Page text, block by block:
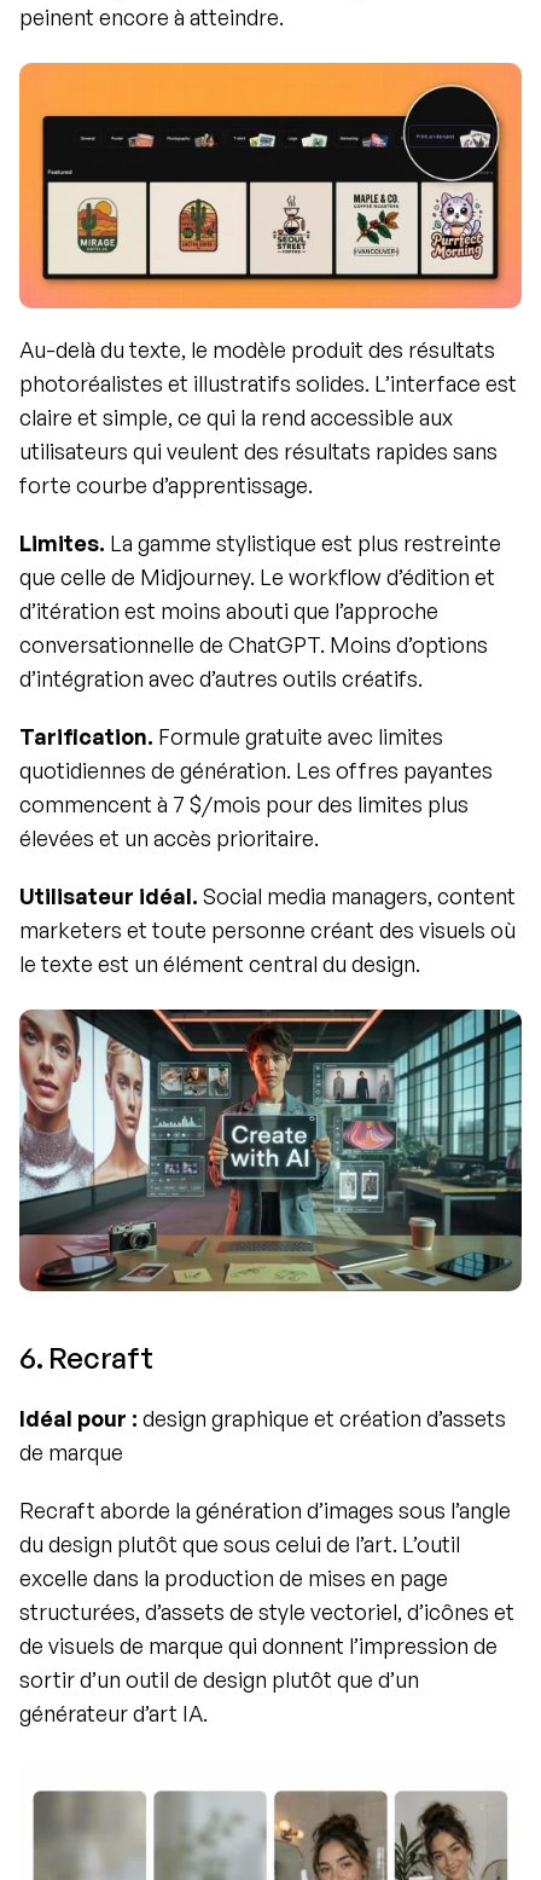
peinent encore à atteindre.
Au-delà du texte, le modèle produit des résultats
photoréalistes et illustratifs solides. L’interface est
claire et simple, ce qui la rend accessible aux
utilisateurs qui veulent des résultats rapides sans
forte courbe d’apprentissage.
Limites. La gamme stylistique est plus restreinte
que celle de Midjourney. Le workflow d’édition et
d’itération est moins abouti que l’approche
conversationnelle de ChatGPT. Moins d’options
d’intégration avec d’autres outils créatifs.
Tarification. Formule gratuite avec limites
quotidiennes de génération. Les offres payantes
commencent à 7 $/mois pour des limites plus
élevées et un accès prioritaire.
Utilisateur idéal. Social media managers, content
marketers et toute personne créant des visuels où
le texte est un élément central du design.
6. Recraft
Idéal pour : design graphique et création d’assets
de marque
Recraft aborde la génération d’images sous l’angle
du design plutôt que sous celui de l’art. L’outil
excelle dans la production de mises en page
structurées, d’assets de style vectoriel, d’icônes et
de visuels de marque qui donnent l’impression de
sortir d’un outil de design plutôt que d’un
générateur d’art IA.